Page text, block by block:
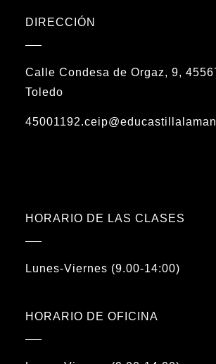
DIRECCIÓN
Calle Condesa de Orgaz, 9,
Toledo
HORARIO DE LAS CLASES
Lunes-Viernes (9.00-14:00)
HORARIO DE OFICINA